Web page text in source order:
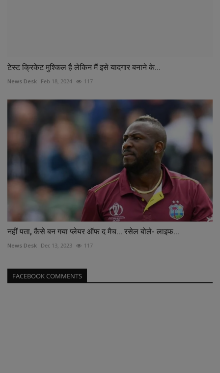
टेस्ट क्रिकेट मुश्किल है लेकिन मैं इसे यादगार बनाने के...
News Desk Feb 18, 2024 117
नहीं पता, कैसे बन गया प्लेयर ऑफ द मैच... रसेल बोले- लाइफ...
News Desk Dec 13, 2023 117
FACEBOOK COMMENTS